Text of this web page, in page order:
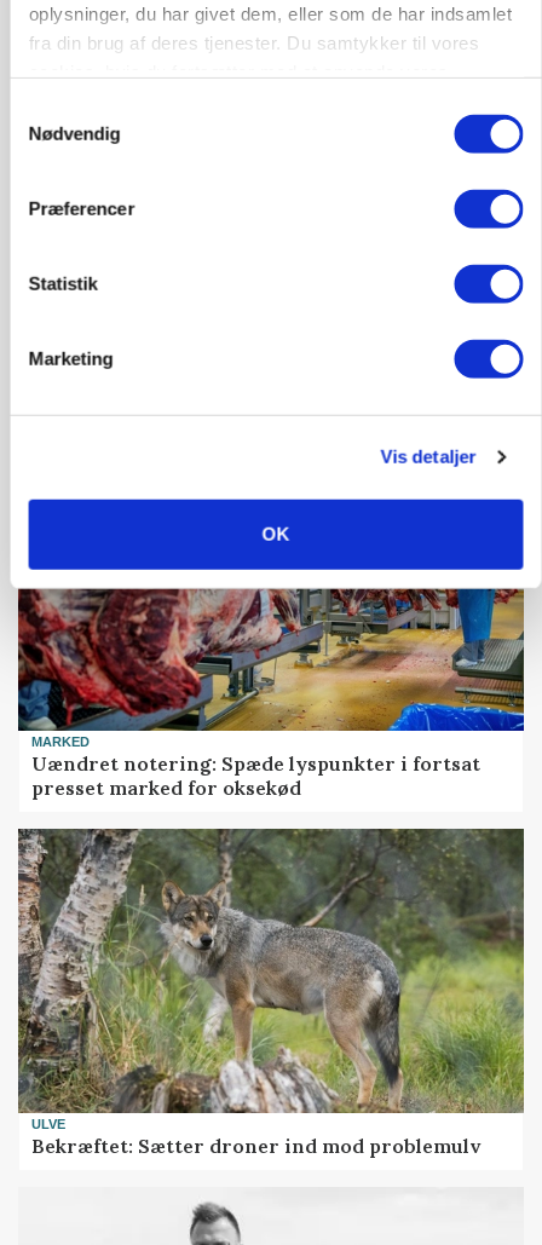
oplysninger, du har givet dem, eller som de har indsamlet
fra din brug af deres tjenester. Du samtykker til vores
Nødvendig
Præferencer
Statistik
Marketing
Vis detaljer
OK
KVÆG
Før såmaskinen kører: Her er efterårets største
MARKED
Uændret notering: Spæde lyspunkter i fortsat
presset marked for oksekød
ULVE
Bekræftet: Sætter droner ind mod problemulv